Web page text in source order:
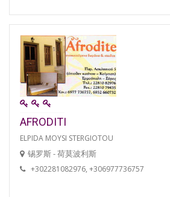
AFRODITI
ELPIDA MOYSI STERGIOTOU
锡罗斯 - 荷莫波利斯
+302281082976, +306977736757